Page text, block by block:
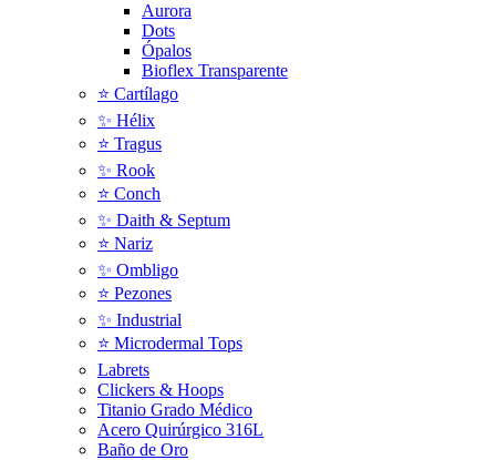
Aurora
Dots
Ópalos
Bioflex Transparente
⭐️ Cartílago
✨ Hélix
⭐ Tragus
✨ Rook
⭐️ Conch
✨ Daith & Septum
⭐️ Nariz
✨ Ombligo
⭐️ Pezones
✨ Industrial
⭐️ Microdermal Tops
Labrets
Clickers & Hoops
Titanio Grado Médico
Acero Quirúrgico 316L
Baño de Oro